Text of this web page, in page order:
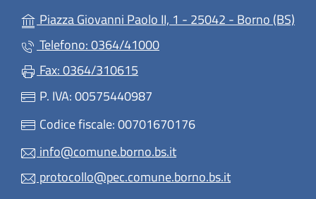
Piazza Giovanni Paolo II, 1 - 25042 - Borno (BS)
Telefono: 0364/41000
Fax: 0364/310615
P. IVA: 00575440987
Codice fiscale: 00701670176
info@comune.borno.bs.it
protocollo@pec.comune.borno.bs.it